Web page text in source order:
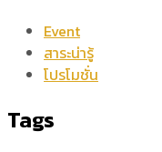
Event
สาระน่ารู้
โปรโมชั่น
Tags